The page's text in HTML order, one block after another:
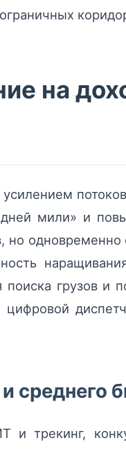
на
мили» и
но
грузов и
и трекинг,